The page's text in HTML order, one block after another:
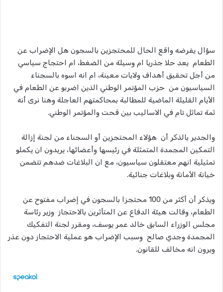
سؤال يفرضه واقع الحال للمحتجزين بالسجون هل الإضراب عن
الطعام يعد حلا جذريا ام وسيلة من الضغط، ام احتجاج سياسي
من أجل تحقيق أهداف ولايات معينة، ام انه اسوه بالسجناء
السياسيون من حزب المؤتمر الوطني الذين اضربو عن الطعام في
الأيام القليلة الماضية للمطالبة بمحاكمتهم العاجلة وهنا نرى أنه
ثمة تماثل تام في الاساليب بين قحت والمؤتمر الوطني.
والجدير بالذكر أن هؤلاء المحتجزين أو السجناء من لجنة إزالة
التمكين المجمدة المتمثلة في رئيسها وأعضائها، يريدون ان يكملو
تمثيلية انهم معتقلون سياسيون، مع ان البلاغات ضدهم تتضمن
خيانة الأمانة وبلاغات جنائية.
ويذكر أن أكثر من 100 محتجزا بالسجون في إضراب مفتوح عن
الطعام، وقالت هيئة الدفاع عن المتأثرين بالاحتجاز وزير رئاسة
مجلس الوزراء السابق خالد عمر يوسف، ومقرر لجنة التفكيك
المجمدة وجدي صالح وسبب الإضراب هو عملية الاحتجاز دون عذر
ويرون انه مخالف للقانون.